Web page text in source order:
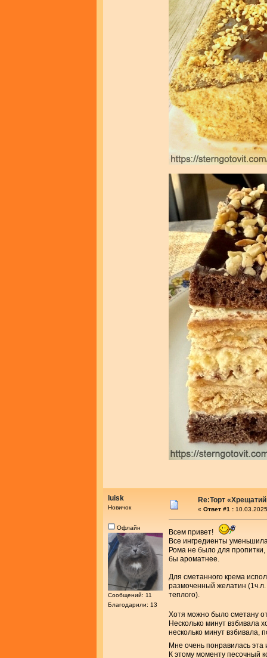
luisk
Новичок
Офлайн
Сообщений: 11
Благодарили: 13
Re:Торт
« Ответ #1 :
Всем привет!
Все ингредиенты
Рома не было для
бы ароматнее.
Для сметанного крема
размоченный желатин (1ч.л.
теплого).
Хотя можно было сметану
Несколько минут взбивала
несколько минут взбивала,
Мне очень понравилась
К этому моменту песочный